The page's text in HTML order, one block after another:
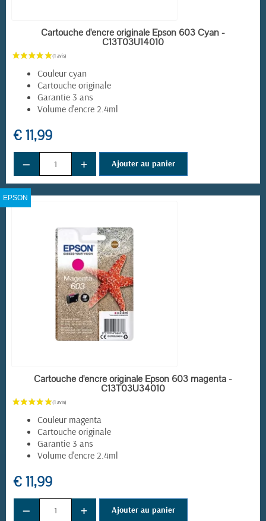
EN STOCK
Cartouche d'encre originale Epson 603 Cyan -
C13T03U14010
Couleur cyan
Cartouche originale
Garantie 3 ans
Volume d'encre 2.4ml
€ 11,99
− + Ajouter au panier
EN STOCK
EPSON
Cartouche d'encre originale Epson 603 magenta -
C13T03U34010
Couleur magenta
Cartouche originale
Garantie 3 ans
Volume d'encre 2.4ml
€ 11,99
− + Ajouter au panier